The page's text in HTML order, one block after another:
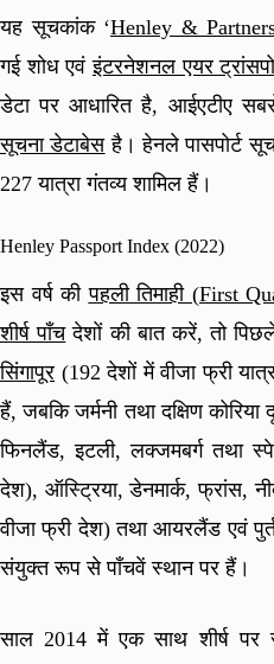
यह सूचकांक ‘Henley &
गई शोध एवंइंटरनेशनल एयर
डेटा पर आधारित है, आईएटीए
सूचना डेटाबेसहै। हेनले पासपोर्ट
227 यात्रा गंतव्य शामिल हैं।
Henley Passport Index (2022)
इस वर्ष कीपहली तिमाही (First
शीर्ष पाँचदेशों की बात करें, तो
सिंगापूर (192 देशों में वीजा फ्री
हैं, जबकि जर्मनी तथा दक्षिण
फिनलैंड, इटली, लक्जमबर्ग तथा
देश), ऑस्ट्रिया, डेनमार्क, फ्रांस,
वीजा फ्री देश) तथा आयरलैंड एवं
संयुक्त रूप से पाँचवें स्थान पर हैं।
साल 2014 में एक साथ शीर्ष पर